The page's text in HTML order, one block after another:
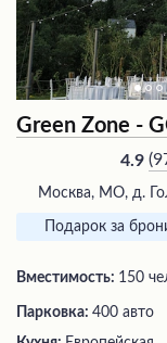
Green Zone -
4.9 (
Москва, МО, д.
Подарок за
Вместимость: 150
Парковка: 400 авто